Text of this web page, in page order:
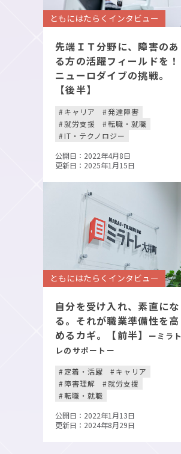
ともにはたらくインタビュー
先端ＩＴ分野に、障害のあ
る方の活躍フィールドを！
ニューロダイブの挑戦。
【後半】
キャリア
発達障害
就労支援
転職・就職
IT・テクノロジー
公開日：2022年4月8日
更新日：2025年1月15日
ともにはたらくインタビュー
自分を受け入れ、素直にな
る。それが職業準備性を高
めるカギ。【前半】
ーミラト
レのサポートー
定着・活躍
キャリア
障害理解
就労支援
転職・就職
公開日：2022年1月13日
更新日：2024年8月29日